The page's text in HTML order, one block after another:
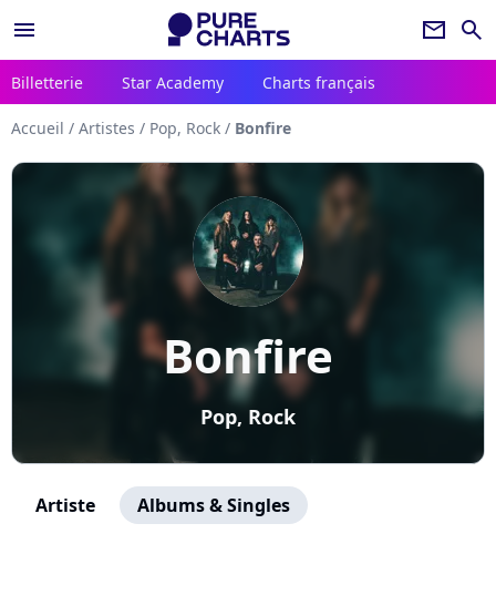
menu newsletter search
Billetterie Star Academy Charts français
Accueil / Artistes / Pop, Rock / Bonfire
Bonfire
Pop, Rock
Artiste Albums & Singles